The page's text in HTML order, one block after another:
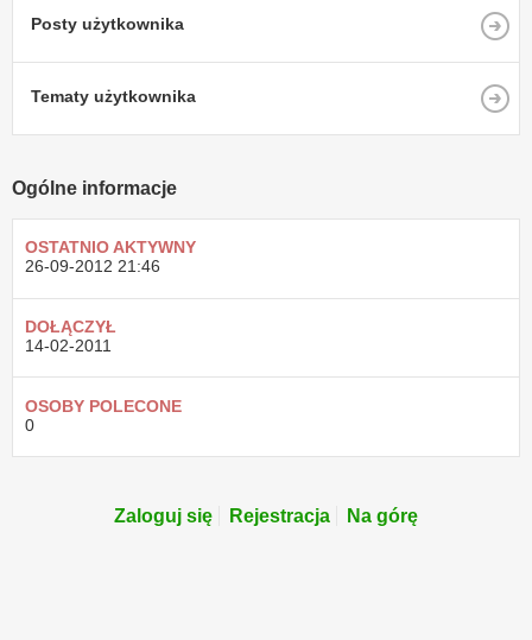
Posty użytkownika
Tematy użytkownika
Ogólne informacje
OSTATNIO AKTYWNY
26-09-2012 21:46
DOŁĄCZYŁ
14-02-2011
OSOBY POLECONE
0
Zaloguj się Rejestracja Na górę